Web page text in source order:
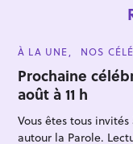
C
T
E
G
O
R
I
E
À LA UNE NOS
Prochaine
août à 11 h
Vous êtes tous
autour la Parole.